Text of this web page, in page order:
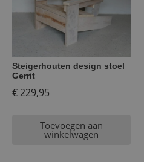
Steigerhouten design stoel
Gerrit
€229,95
Toevoegen aan
winkelwagen